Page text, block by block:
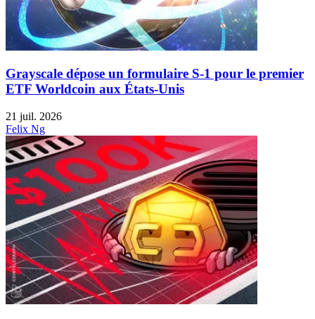
Grayscale dépose un formulaire S-1 pour le premier
ETF Worldcoin aux États-Unis
21 juil. 2026
Felix Ng